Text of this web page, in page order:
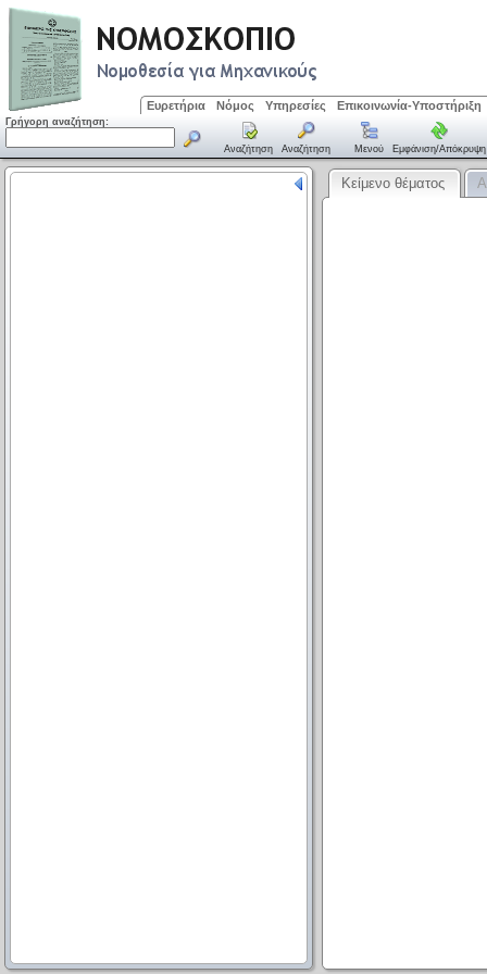
Ευρετήρια Νόμος Υπηρεσίες Επικοινωνία-Υποστήριξη
Γρήγορη αναζήτηση:
Αναζήτηση Αναζήτηση Μενού Εμφάνιση/απόκρυψη
Κείμενο θέματος